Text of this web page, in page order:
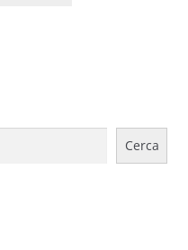
Cerca